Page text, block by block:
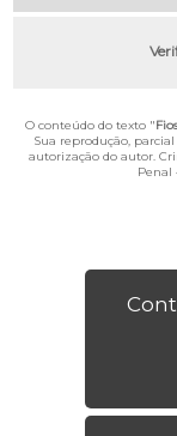
O conteúdo do texto "
Sua reprodução,
autorização do autor.
Penal